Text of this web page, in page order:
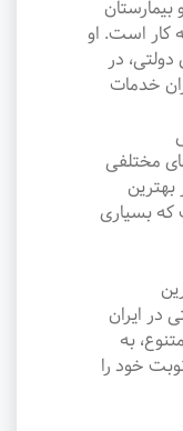
کار است. او
در
خدمات
مختلفی
بهترین
که بسیاری
در ایران
به
خود را